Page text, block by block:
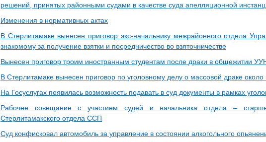
решений, принятых районными судами в качестве суда апелляционной
Изменения в нормативных актах
В Стерлитамаке вынесен приговор экс-начальнику межрайонного отдела
знакомому за получение взятки и посредничество во взяточничестве
Вынесен приговор троим иностранным студентам после драки в общежитии
В Стерлитамаке вынесен приговор по уголовному делу о массовой драке
На Госуслугах появилась возможность подавать в суд документы в рамках
Рабочее совещание с участием судей и начальника отдела –
Стерлитамакского отдела ССП
Суд конфисковал автомобиль за управление в состоянии алкогольного